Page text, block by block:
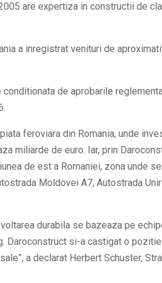
are expertiza in constructii de
a inregistrat venituri de
de aprobarile
feroviara din Romania, unde
miliarde de euro. Iar, prin
de est a Romaniei, zona unde
Moldovei A7, Autostrada
durabila se bazeaza pe
Daroconstruct si-a castigat o
, a declarat Herbert Schuster,